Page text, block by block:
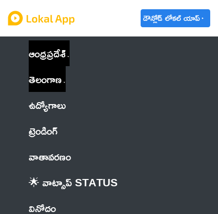
డౌన్లోడ్ లోకల్ యాప్
ఆంధ్రప్రదేశ్
తెలంగాణ
ఉద్యోగాలు
ట్రెండింగ్
వాతావరణం
🌟 వాట్సాప్ STATUS
వినోదం